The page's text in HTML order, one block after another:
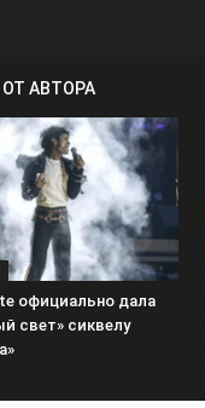
АВТОРА
официально дала
свет» сиквелу